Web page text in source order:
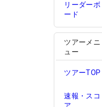
リーダーボ
ード
ツアーメニ
ュー
ツアーTOP
速報・スコ